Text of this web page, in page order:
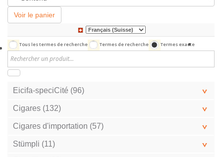
Voir le panier
Tous les termes de recherche Termes de recherche Termes exacte
Eicifa-speciCité (96)
Cigares (132)
Cigares d'importation (57)
Stümpli (11)